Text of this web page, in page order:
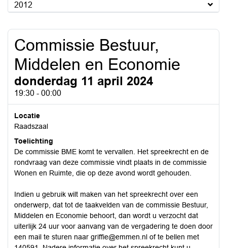
2012
Commissie Bestuur,
Middelen en Economie
donderdag 11 april 2024
19:30 - 00:00
Locatie
Raadszaal
Toelichting
De commissie BME komt te vervallen. Het spreekrecht en de
rondvraag van deze commissie vindt plaats in de commissie
Wonen en Ruimte, die op deze avond wordt gehouden.
Indien u gebruik wilt maken van het spreekrecht over een
onderwerp, dat tot de taakvelden van de commissie Bestuur,
Middelen en Economie behoort, dan wordt u verzocht dat
uiterlijk 24 uur voor aanvang van de vergadering te doen door
een mail te sturen naar griffie@emmen.nl of te bellen met